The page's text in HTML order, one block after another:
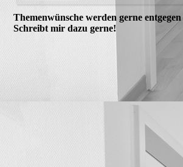
Themenwünsche werden gerne
Schreibt mir dazu gerne!